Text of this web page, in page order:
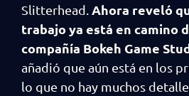
Slitterhead. Ahora reveló
trabajo ya está en camino
compañía Bokeh Game
añadió que aún está en los
lo que no hay muchos